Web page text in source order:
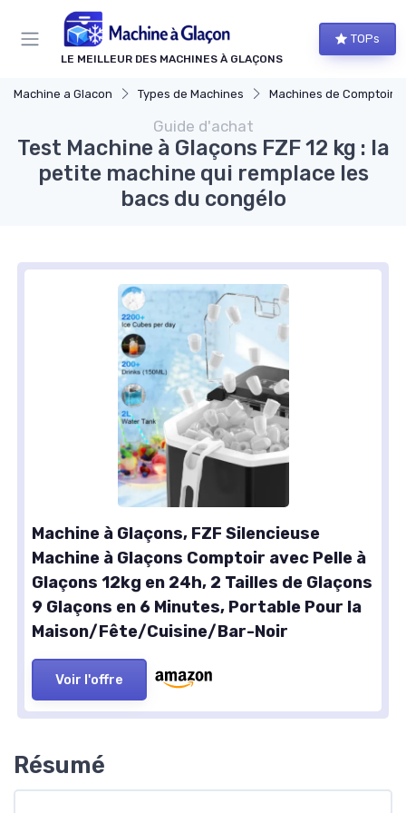
LE MEILLEUR DES MACHINES À GLAÇONS
TOPs
Machine a Glacon Types de Machines Machines de Comptoir
Guide d'achat
Test Machine à Glaçons FZF 12 kg : la
petite machine qui remplace les
bacs du congélo
Machine à Glaçons, FZF Silencieuse
Machine à Glaçons Comptoir avec Pelle à
Glaçons 12kg en 24h, 2 Tailles de Glaçons
9 Glaçons en 6 Minutes, Portable Pour la
Maison/Fête/Cuisine/Bar-Noir
Voir l'offre
Résumé
Panneau de gestion des cookies